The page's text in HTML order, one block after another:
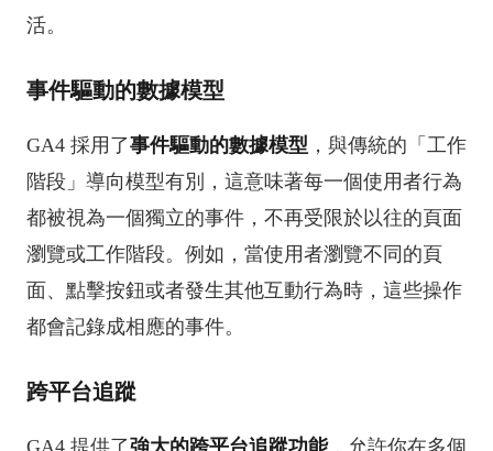
活。
事件驅動的數據模型
GA4 採用了事件驅動的數據模型 ，與傳統的「工作
階段」導向模型有別，這意味著每一個使用者行為
都被視為一個獨立的事件，不再受限於以往的頁面
瀏覽或工作階段。例如，當使用者瀏覽不同的頁
面、點擊按鈕或者發生其他互動行為時，這些操作
都會記錄成相應的事件。
跨平台追蹤
GA4 提供了強大的跨平台追蹤功能，允許你在多個